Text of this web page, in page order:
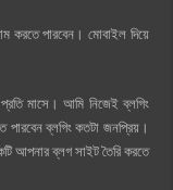
করতে পারবেন। মোবাইল দিয়ে
মাসে। আমি নিজেই ব্লগিং
পারবেন ব্লগিং কতটা জনপ্রিয়।
আপনার ব্লগ সাইট তৈরি করতে